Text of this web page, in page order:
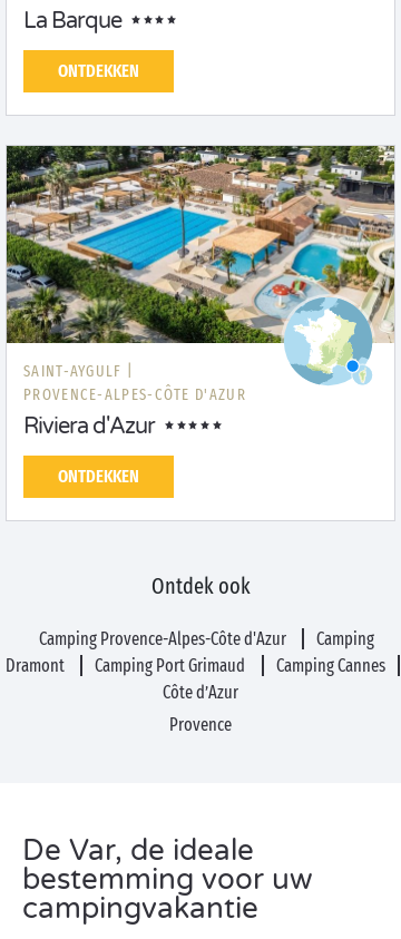
La Barque
ONTDEKKEN
SAINT-AYGULF |
PROVENCE-ALPES-CÔTE D'AZUR
Riviera d'Azur
ONTDEKKEN
Ontdek ook
Camping Provence-Alpes-Côte d'Azur
Camping
Dramont
Camping Port Grimaud
Camping Cannes
Côte d’Azur
Provence
De Var, de ideale
bestemming voor uw
campingvakantie